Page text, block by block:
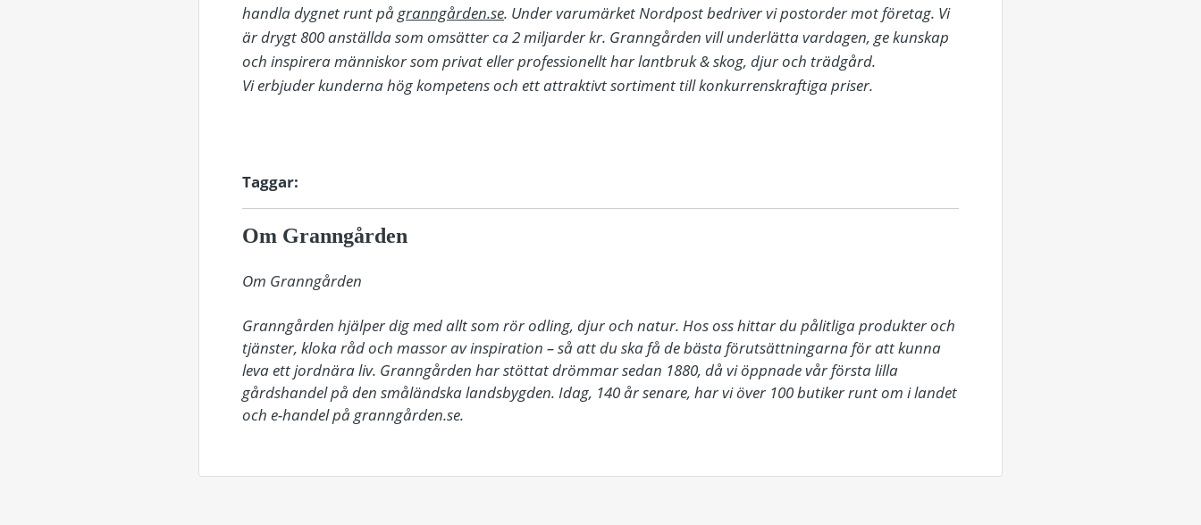
handla dygnet runt pågranngården.se. Under varumärket Nordpost bedriver vi postorder mot företag. Vi
är drygt 800 anställda som omsätter ca 2 miljarder kr. Granngården vill underlätta vardagen, ge kunskap
och inspirera människor som privat eller professionellt har lantbruk & skog, djur och trädgård.
Vi erbjuder kunderna hög kompetens och ett attraktivt sortiment till konkurrenskraftiga priser.
Taggar:
Om Granngården
Om Granngården
Granngården hjälper dig med allt som rör odling, djur och natur. Hos oss hittar du pålitliga produkter och
tjänster, kloka råd och massor av inspiration – så att du ska få de bästa förutsättningarna för att kunna
leva ett jordnära liv. Granngården har stöttat drömmar sedan 1880, då vi öppnade vår första lilla
gårdshandel på den småländska landsbygden. Idag, 140 år senare, har vi över 100 butiker runt om i landet
och e-handel på granngården.se.